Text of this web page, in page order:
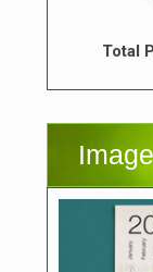
Total